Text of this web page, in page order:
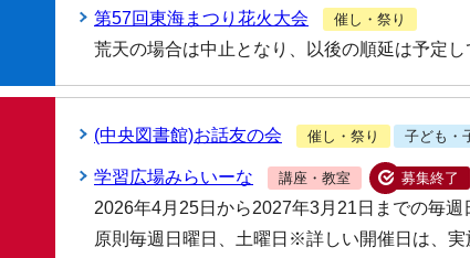
第57回東海まつり花火大会 催し・祭り
荒天の場合は中止となり、以後の順延は予定
(中央図書館)お話友の会 催し・祭り 子ども・
学習広場みらいーな 講座・教室 募集終了
2026年4月25日から2027年3月21日までの毎週
原則毎週日曜日、土曜日※詳しい開催日は、